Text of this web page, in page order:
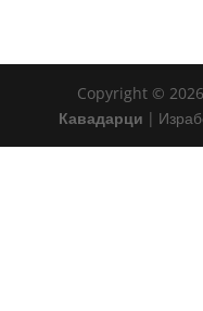
Copyright © 2026
Кавадарци |